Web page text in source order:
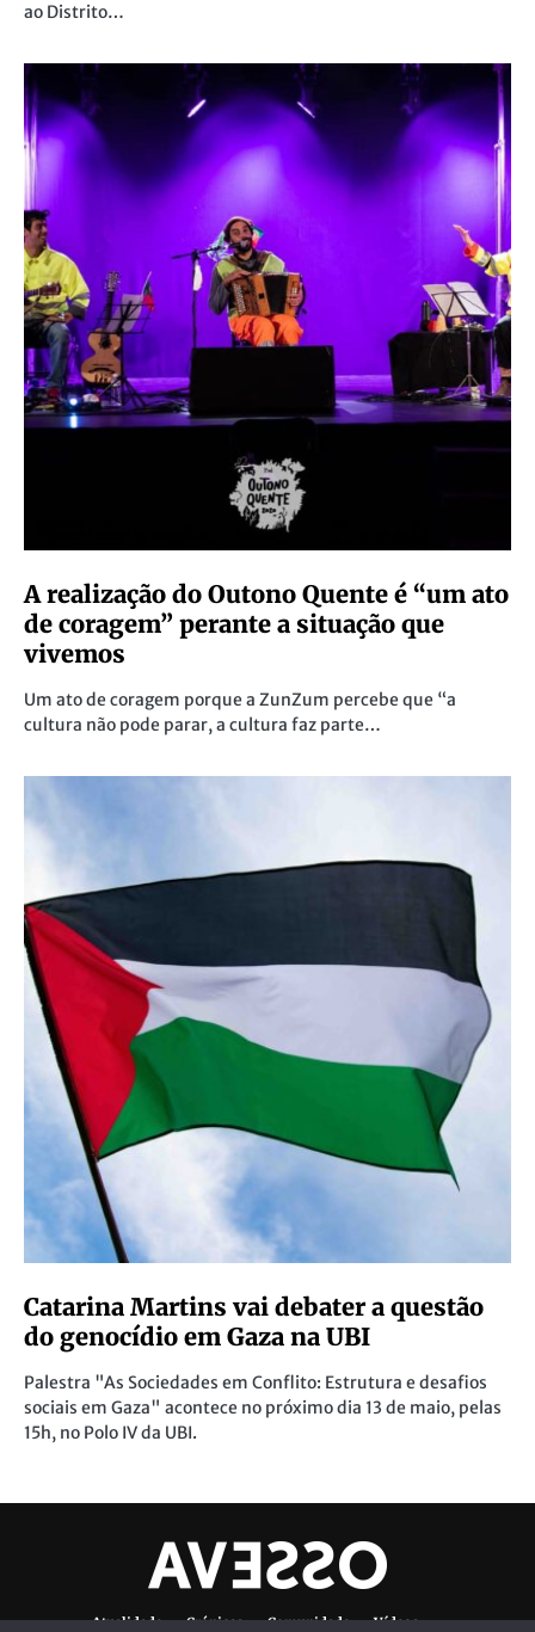
ao Distrito…
A realização do Outono Quente é “um ato
de coragem” perante a situação que
vivemos
Um ato de coragem porque a ZunZum percebe que “a
cultura não pode parar, a cultura faz parte…
Catarina Martins vai debater a questão
do genocídio em Gaza na UBI
Palestra "As Sociedades em Conflito: Estrutura e desafios
sociais em Gaza" acontece no próximo dia 13 de maio, pelas
15h, no Polo IV da UBI.
Atualidade Crónicas Comunidade Vídeos